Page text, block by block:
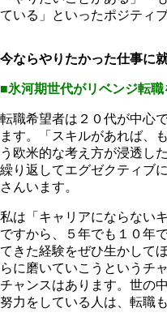
ている」といったポジティ
今ならやりたかった仕事に
■氷河期世代がリベンジ転職
転職希望者は２０代が中心
ます。「スキルがあれば、
う欧米的な考え方が浸透し
繰り返してエグゼクティブ
さんいます。
私は「キャリアにならない
ですから、５年でも１０年
てきた経験をぜひ生かして
らに磨いていこうというチ
チャンスはあります。世の
努力をしている人は、転職